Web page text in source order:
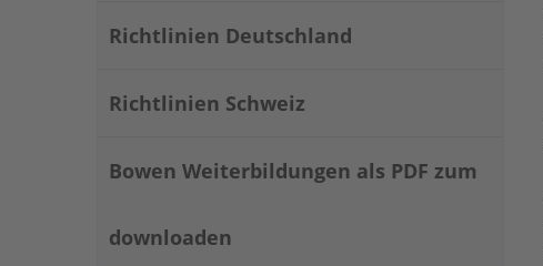
Richtlinien Deutschland
Richtlinien Schweiz
Bowen Weiterbildungen als PDF zum
downloaden